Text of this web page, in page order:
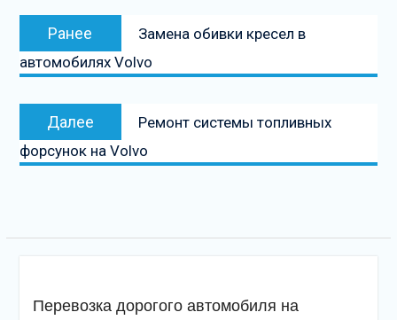
Навигация
записям
Ранее
Предыдущая
запись:
Замена обивки кресел в
автомобилях Volvo
Далее
Следующая
запись
Ремонт системы топливных
форсунок на Volvo
Перевозка дорогого автомобиля на